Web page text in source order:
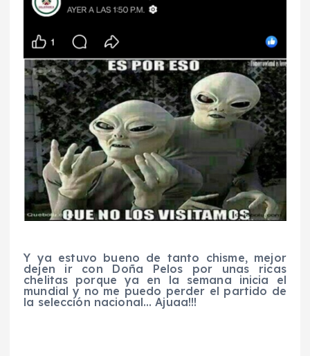
Y ya estuvo bueno de tanto chisme, mejor
dejen ir con Doña Pelos por unas ricas
chelitas porque ya en la semana inicia el
mundial y no me puedo perder el partido de
la selección nacional…Ajuaa!!!